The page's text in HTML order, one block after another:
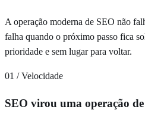
A operação moderna de SEO não
falha quando o próximo passo fica
prioridade e sem lugar para voltar.
01 / Velocidade
SEO virou uma operação